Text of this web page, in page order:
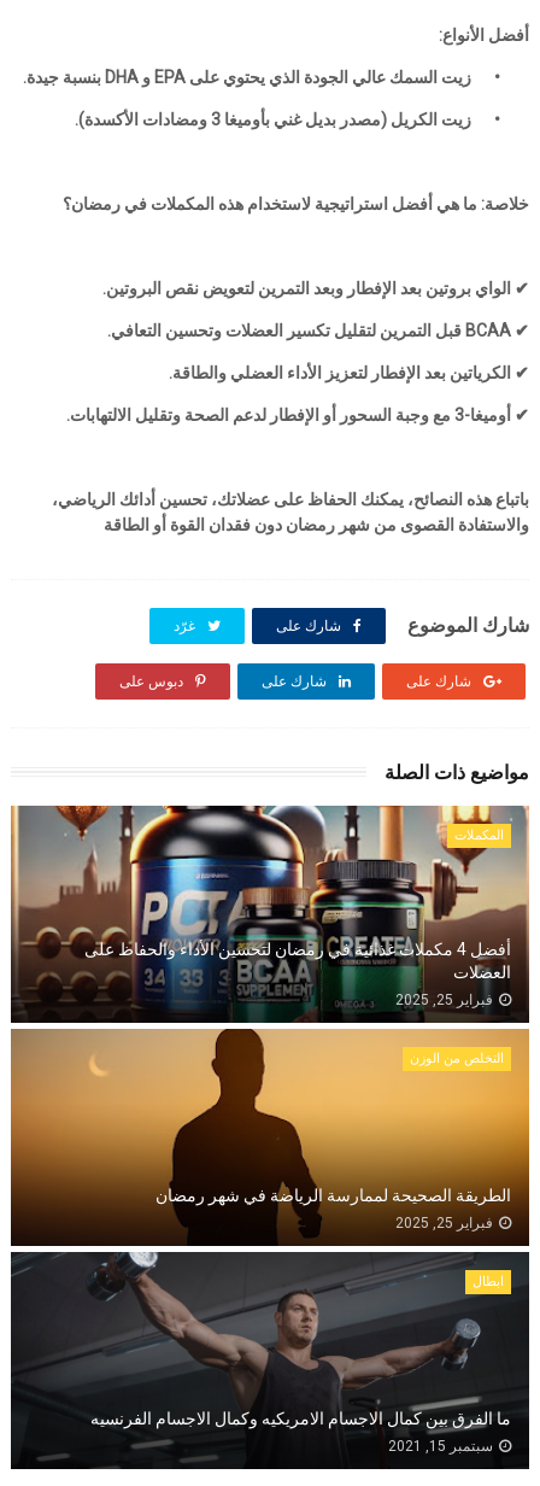
أفضل الأنواع:
• زيت السمك عالي الجودة الذي يحتوي على EPA و DHA بنسبة جيدة.
• زيت الكريل (مصدر بديل غني بأوميغا 3 ومضادات الأكسدة).
خلاصة: ما هي أفضل استراتيجية لاستخدام هذه المكملات في رمضان؟
✔ الواي بروتين بعد الإفطار وبعد التمرين لتعويض نقص البروتين.
✔ BCAA قبل التمرين لتقليل تكسير العضلات وتحسين التعافي.
✔ الكرياتين بعد الإفطار لتعزيز الأداء العضلي والطاقة.
✔ أوميغا-3 مع وجبة السحور أو الإفطار لدعم الصحة وتقليل الالتهابات.
باتباع هذه النصائح، يمكنك الحفاظ على عضلاتك، تحسين أدائك الرياضي،
والاستفادة القصوى من شهر رمضان دون فقدان القوة أو الطاقة
شارك الموضوع شارك على غرّد
شارك على شارك على دبوس على
مواضيع ذات الصلة
المكملات
أفضل 4 مكملات غذائية في رمضان لتحسين الأداء والحفاظ على
العضلات
فبراير 25, 2025
التخلص من الوزن
الطريقة الصحيحة لممارسة الرياضة في شهر رمضان
فبراير 25, 2025
ابطال
ما الفرق بين كمال الاجسام الامريكيه وكمال الاجسام الفرنسيه
سبتمبر 15, 2021